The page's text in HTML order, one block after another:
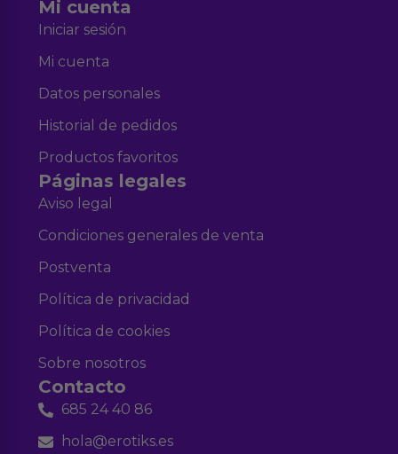
Mi cuenta
Iniciar sesión
Mi cuenta
Datos personales
Historial de pedidos
Productos favoritos
Páginas legales
Aviso legal
Condiciones generales de venta
Postventa
Política de privacidad
Política de cookies
Sobre nosotros
Contacto
685 24 40 86
hola@erotiks.es